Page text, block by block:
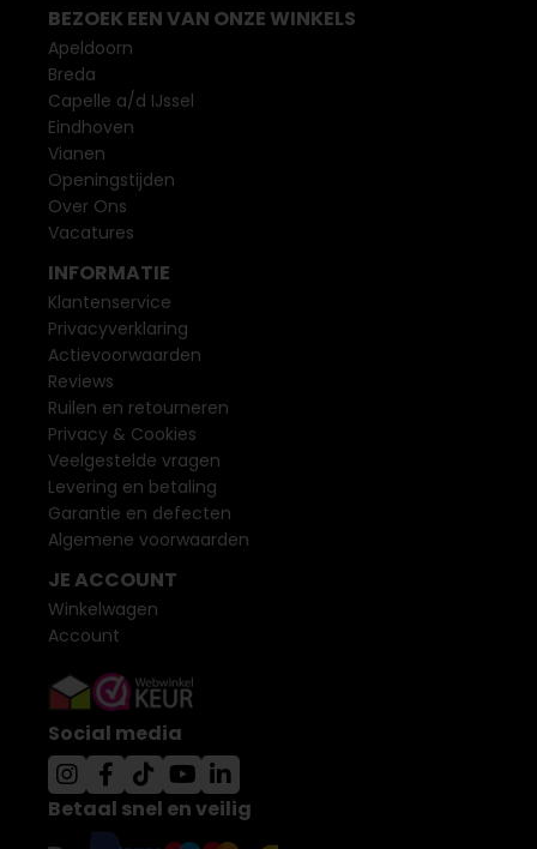
BEZOEK EEN VAN ONZE WINKELS
Apeldoorn
Breda
Capelle a/d IJssel
Eindhoven
Vianen
Openingstijden
Over Ons
Vacatures
INFORMATIE
Klantenservice
Privacyverklaring
Actievoorwaarden
Reviews
Ruilen en retourneren
Privacy & Cookies
Veelgestelde vragen
Levering en betaling
Garantie en defecten
Algemene voorwaarden
JE ACCOUNT
Winkelwagen
Account
Social media
Betaal snel en veilig